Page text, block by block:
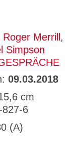
Roger Merrill ,
Simpson
09.03.2018
cm
827-6
(A)